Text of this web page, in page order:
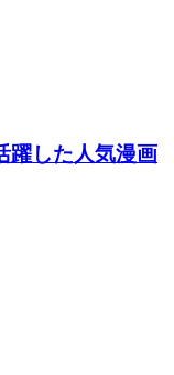
躍した人気漫画